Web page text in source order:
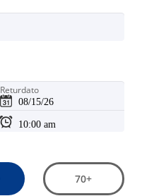
Returdato
70+